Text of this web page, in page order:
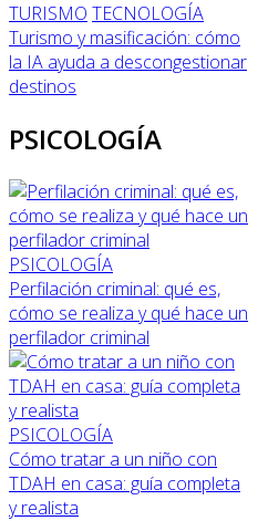
TURISMO TECNOLOGÍA
Turismo y masificación: cómo
la IA ayuda a descongestionar
destinos
PSICOLOGÍA
PSICOLOGÍA
Perfilación criminal: qué es,
cómo se realiza y qué hace un
perfilador criminal
PSICOLOGÍA
Cómo tratar a un niño con
TDAH en casa: guía completa
y realista